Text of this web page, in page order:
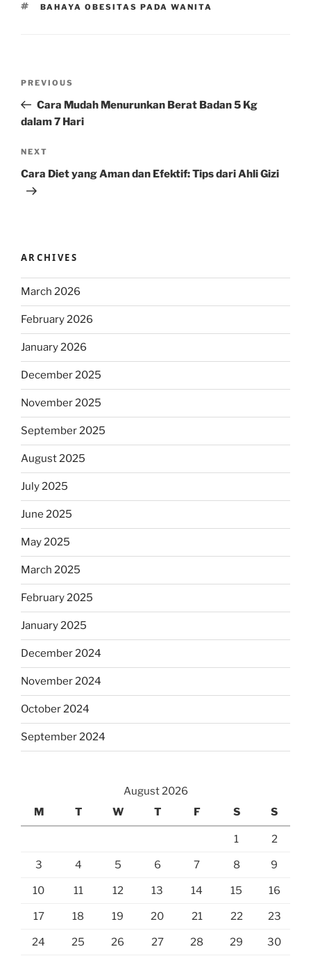
TAGS
BAHAYA OBESITAS PADA WANITA
Previous
Post
PREVIOUS
Cara Mudah Menurunkan Berat Badan 5 Kg
dalam 7 Hari
Next
Post
NEXT
Cara Diet yang Aman dan Efektif: Tips dari Ahli Gizi
ARCHIVES
March 2026
February 2026
January 2026
December 2025
November 2025
September 2025
August 2025
July 2025
June 2025
May 2025
March 2025
February 2025
January 2025
December 2024
November 2024
October 2024
September 2024
August 2026
M
T W T F S S
1 2
3 4 5 6 7 8 9
10 11 12 13 14 15 16
17 18 19 20 21 22 23
24 25 26 27 28 29 30